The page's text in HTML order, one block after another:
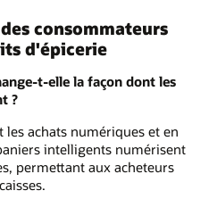
consommateurs
d'épicerie
t-elle la façon dont les
?
achats numériques et en
intelligents numérisent
permettant aux acheteurs